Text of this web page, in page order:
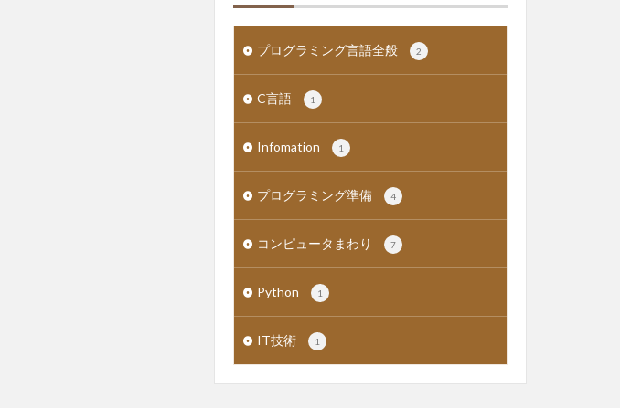
プログラミング言語全般 2
C言語 1
Infomation 1
プログラミング準備 4
コンピュータまわり 7
Python 1
IT技術 1